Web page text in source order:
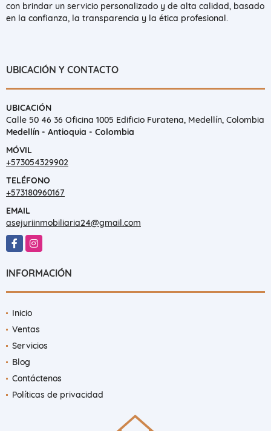
con brindar un servicio personalizado y de alta calidad, basado
en la confianza, la transparencia y la ética profesional.
UBICACIÓN Y CONTACTO
UBICACIÓN
Calle 50 46 36 Oficina 1005 Edificio Furatena, Medellín, Colombia
Medellín - Antioquia - Colombia
MÓVIL
+573054329902
TELÉFONO
+573180960167
EMAIL
asejuriinmobiliaria24@gmail.com
FacebookInstagram
INFORMACIÓN
Inicio
Ventas
Servicios
Blog
Contáctenos
Políticas de privacidad